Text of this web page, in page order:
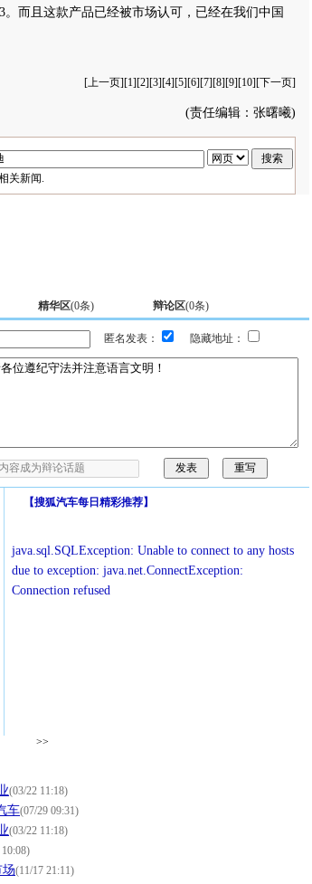
而且这款产品已经被市场认可，已经在我们中国
[上一页][1][2][3][4][5][6][7][8][9][10][下一页]
(责任编辑：张曙曦)
关新闻.
精华区(0条) 辩论区(0条)
匿名发表： 隐藏地址：
【搜狐汽车每日精彩推荐】
java.sql.SQLException: Unable to connect to any hosts
due to exception: java.net.ConnectException:
Connection refused
>>
(03/22 11:18)
车(07/29 09:31)
(03/22 11:18)
(11/17 21:11)